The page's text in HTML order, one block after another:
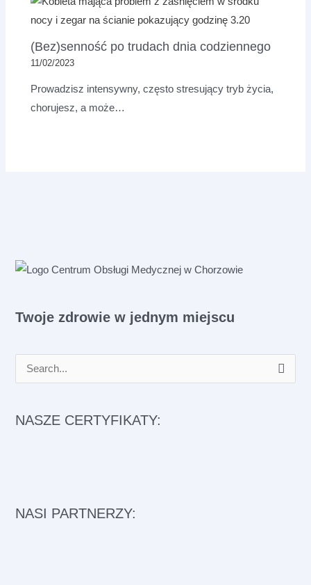
(Bez)senność po trudach dnia codziennego
11/02/2023
Prowadzisz intensywny, często stresujący tryb życia,
chorujesz, a może…
Twoje zdrowie w jednym miejscu
o
NASZE CERTYFIKATY:
NASI PARTNERZY: